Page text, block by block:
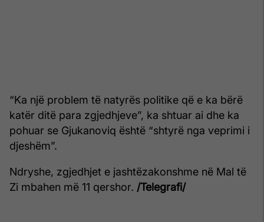
“Ka një problem të natyrës politike që e ka bërë
katër ditë para zgjedhjeve”, ka shtuar ai dhe ka
pohuar se Gjukanoviq është “shtyrë nga veprimi i
djeshëm”.
Ndryshe, zgjedhjet e jashtëzakonshme në Mal të
Zi mbahen më 11 qershor. /Telegrafi/